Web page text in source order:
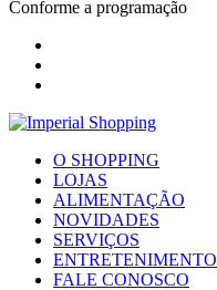
Conforme a programação
O SHOPPING
LOJAS
ALIMENTAÇÃO
NOVIDADES
SERVIÇOS
ENTRETENIMENTO
FALE CONOSCO